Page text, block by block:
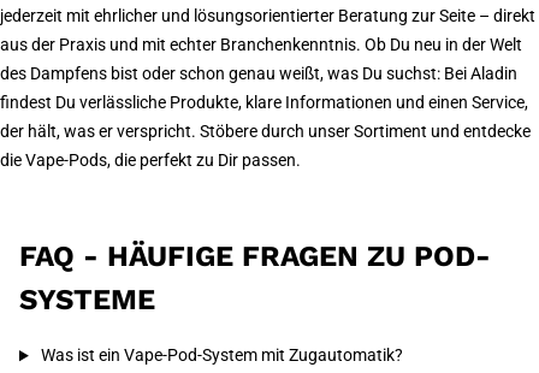
jederzeit mit ehrlicher und lösungsorientierter Beratung zur Seite – direkt
aus der Praxis und mit echter Branchenkenntnis. Ob Du neu in der Welt
des Dampfens bist oder schon genau weißt, was Du suchst: Bei Aladin
findest Du verlässliche Produkte, klare Informationen und einen Service,
der hält, was er verspricht. Stöbere durch unser Sortiment und entdecke
die Vape-Pods, die perfekt zu Dir passen.
FAQ - HÄUFIGE FRAGEN ZU POD-
SYSTEME
Was ist ein Vape-Pod-System mit Zugautomatik?